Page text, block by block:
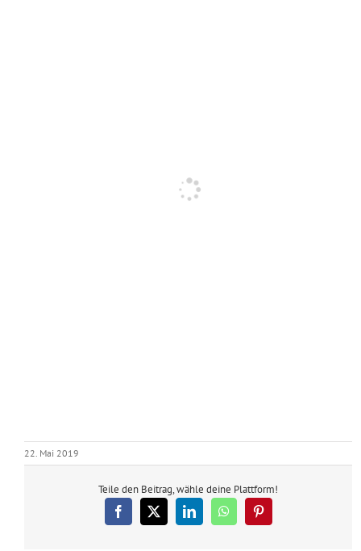
22. Mai 2019
Teile den Beitrag, wähle deine Plattform!
Facebook
X LinkedInWhatsAppPinterest